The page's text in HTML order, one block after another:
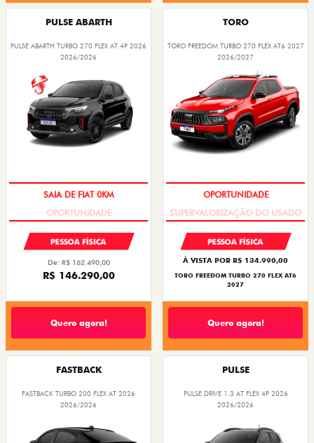
PULSE ABARTH
PULSE ABARTH TURBO 270 FLEX AT 4P 2026
2026/2026
SAIA DE FIAT 0KM
PESSOA FÍSICA
De: R$ 162.490,00
R$ 146.290,00
Quero agora!
TORO
TORO FREEDOM TURBO 270 FLEX AT6 2027
2026/2027
OPORTUNIDADE
PESSOA FÍSICA
À VISTA POR R$ 134.990,00
TORO FREEDOM TURBO 270 FLEX AT6
2027
Quero agora!
FASTBACK
FASTBACK TURBO 200 FLEX AT 2026
2026/2026
PULSE
PULSE DRIVE 1.3 AT FLEX 4P 2026
2026/2026